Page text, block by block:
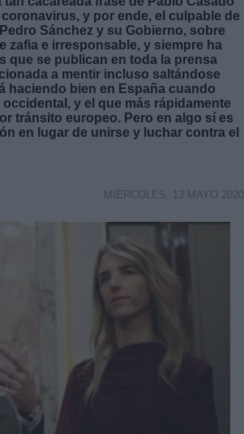
y por ende, el culpable de
Sánchez y su Gobierno, sobre
zafia e irresponsable, y siempre ha
que se publican en toda la prensa
a mentir incluso saltándose
haciendo bien en España cuando
y el que más rápidamente
tránsito europeo. Pero en algo sí es
en lugar de unirse y luchar contra el
MIÉRCOLES, 13 MAYO 2020